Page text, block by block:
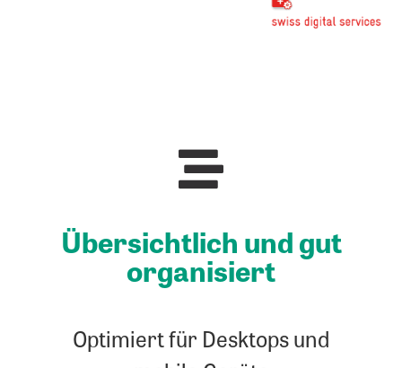
Über­sicht­lich und gut
organisiert
Optimiert für Desktops und